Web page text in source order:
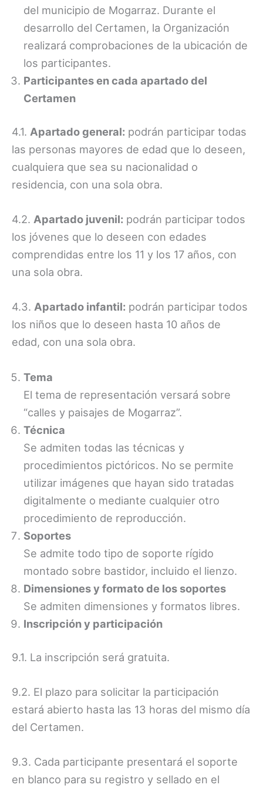
del municipio de Mogarraz. Durante el
desarrollo del Certamen, la Organización
realizará comprobaciones de la ubicación de
los participantes.
Participantes en cada apartado del
Certamen
4.1. Apartado general: podrán participar todas
las personas mayores de edad que lo deseen,
cualquiera que sea su nacionalidad o
residencia, con una sola obra.
4.2. Apartado juvenil: podrán participar todos
los jóvenes que lo deseen con edades
comprendidas entre los 11 y los 17 años, con
una sola obra.
4.3. Apartado infantil: podrán participar todos
los niños que lo deseen hasta 10 años de
edad, con una sola obra.
Tema
El tema de representación versará sobre
“calles y paisajes de Mogarraz”.
Técnica
Se admiten todas las técnicas y
procedimientos pictóricos. No se permite
utilizar imágenes que hayan sido tratadas
digitalmente o mediante cualquier otro
procedimiento de reproducción.
Soportes
Se admite todo tipo de soporte rígido
montado sobre bastidor, incluido el lienzo.
Dimensiones y formato de los soportes
Se admiten dimensiones y formatos libres.
Inscripción y participación
9.1. La inscripción será gratuita.
9.2. El plazo para solicitar la participación
estará abierto hasta las 13 horas del mismo día
del Certamen.
9.3. Cada participante presentará el soporte
en blanco para su registro y sellado en el